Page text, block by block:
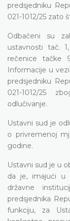
predsjedniku
021-1012/25 zato
Odbačeni su
ustavnosti tač.
rečenice tačke
Informacije u
predsjedniku
021-1012/25
odlučivanje.
Ustavni sud je
o privremenoj
godine.
Ustavni sud je u
da je, imajući u
državne
predsjednika
funkciju, za